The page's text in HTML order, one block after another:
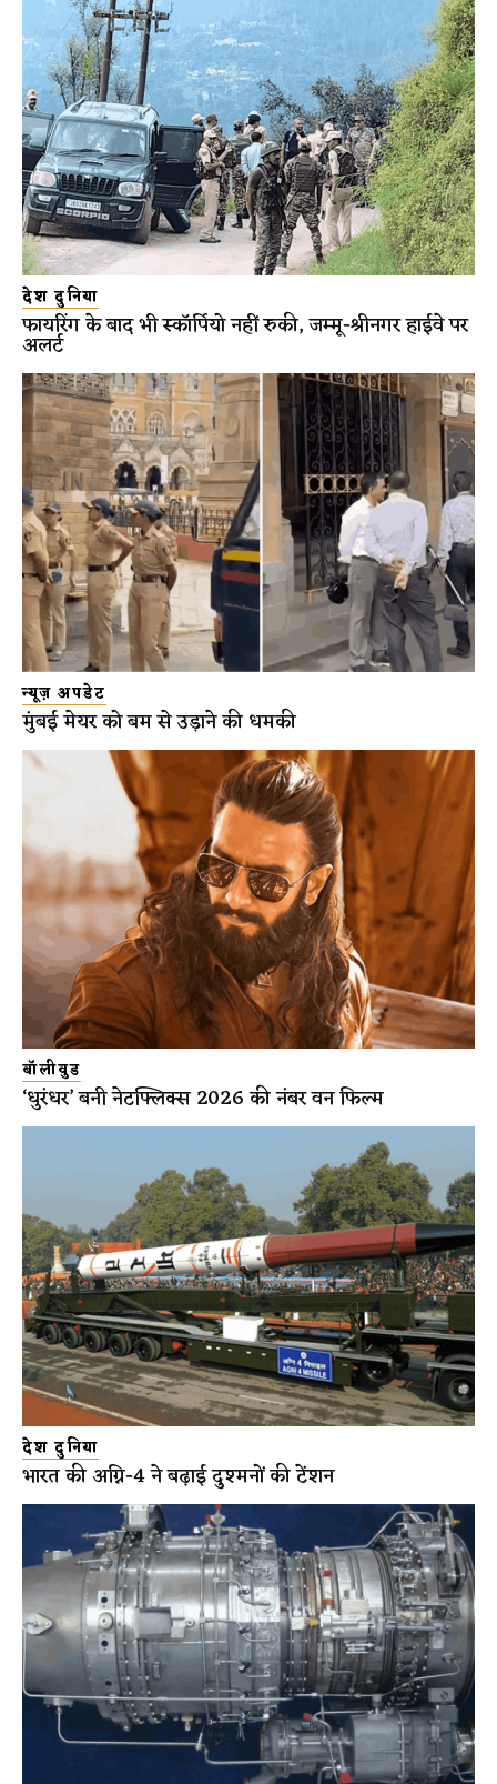
देश दुनिया
फायरिंग के बाद भी स्कॉर्पियो नहीं रुकी, जम्मू-श्रीनगर हाईवे पर
अलर्ट
न्यूज़ अपडेट
मुंबई मेयर को बम से उड़ाने की धमकी
बॉलीवुड
‘धुरंधर’ बनी नेटफ्लिक्स 2026 की नंबर वन फिल्म
देश दुनिया
भारत की अग्नि-4 ने बढ़ाई दुश्मनों की टेंशन